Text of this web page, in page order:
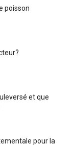
poisson
et que
pour la